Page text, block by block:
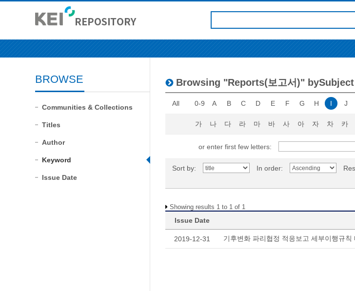
BROWSE
Communities & Collections
Titles
Author
Keyword
Issue Date
Browsing "Reports(보고서)"
All 0-9 A B C D E F G H I J
가 나 다 라 마 바 사 아 자 차 카
or enter first few letters:
Sort by: In order:
Showing results 1 to 1 of 1
Issue Date
2019-12-31 기후변화 파리협정 적응보고 세부이행규칙